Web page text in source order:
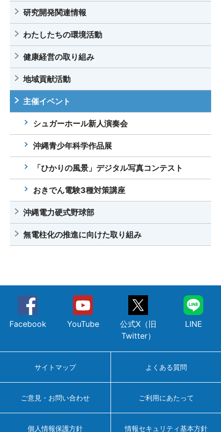
研究開発関連情報
わたしたちの環境活動
健康経営の取り組み
地域貢献活動
主催イベント
シュガーホール新人演奏会
沖縄青少年科学作品展
「ひかりの風景」デジタル写真コンテスト
おきでん電験3種対策講座
沖縄電力硬式野球部
無電柱化の推進に向けた取り組み
Facebook YouTube
公式X（旧
Twitter）
LINE
サイトマップ よくある質問
ご意見・お問い合わせ ご利用にあたって
個人情報保護方針 情報セキュリティ基本方針